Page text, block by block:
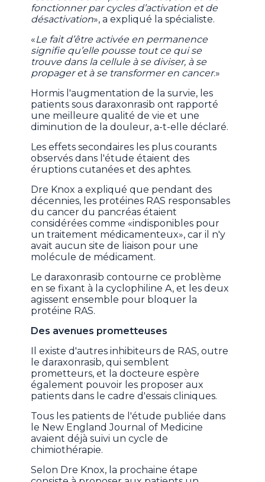
fonctionner par cycles d’activation et de
désactivation», a expliqué la spécialiste.
«Le fait d’être activée en permanence
signifie qu’elle pousse tout ce qui se
trouve dans la cellule à se diviser, à se
propager et à se transformer en cancer.»
Hormis l'augmentation de la survie, les
patients sous daraxonrasib ont rapporté
une meilleure qualité de vie et une
diminution de la douleur, a-t-elle déclaré.
Les effets secondaires les plus courants
observés dans l'étude étaient des
éruptions cutanées et des aphtes.
Dre Knox a expliqué que pendant des
décennies, les protéines RAS responsables
du cancer du pancréas étaient
considérées comme «indisponibles pour
un traitement médicamenteux», car il n'y
avait aucun site de liaison pour une
molécule de médicament.
Le daraxonrasib contourne ce problème
en se fixant à la cyclophiline A, et les deux
agissent ensemble pour bloquer la
protéine RAS.
Des avenues prometteuses
Il existe d'autres inhibiteurs de RAS, outre
le daraxonrasib, qui semblent
prometteurs, et la docteure espère
également pouvoir les proposer aux
patients dans le cadre d'essais cliniques.
Tous les patients de l'étude publiée dans
le New England Journal of Medicine
avaient déjà suivi un cycle de
chimiothérapie.
Selon Dre Knox, la prochaine étape